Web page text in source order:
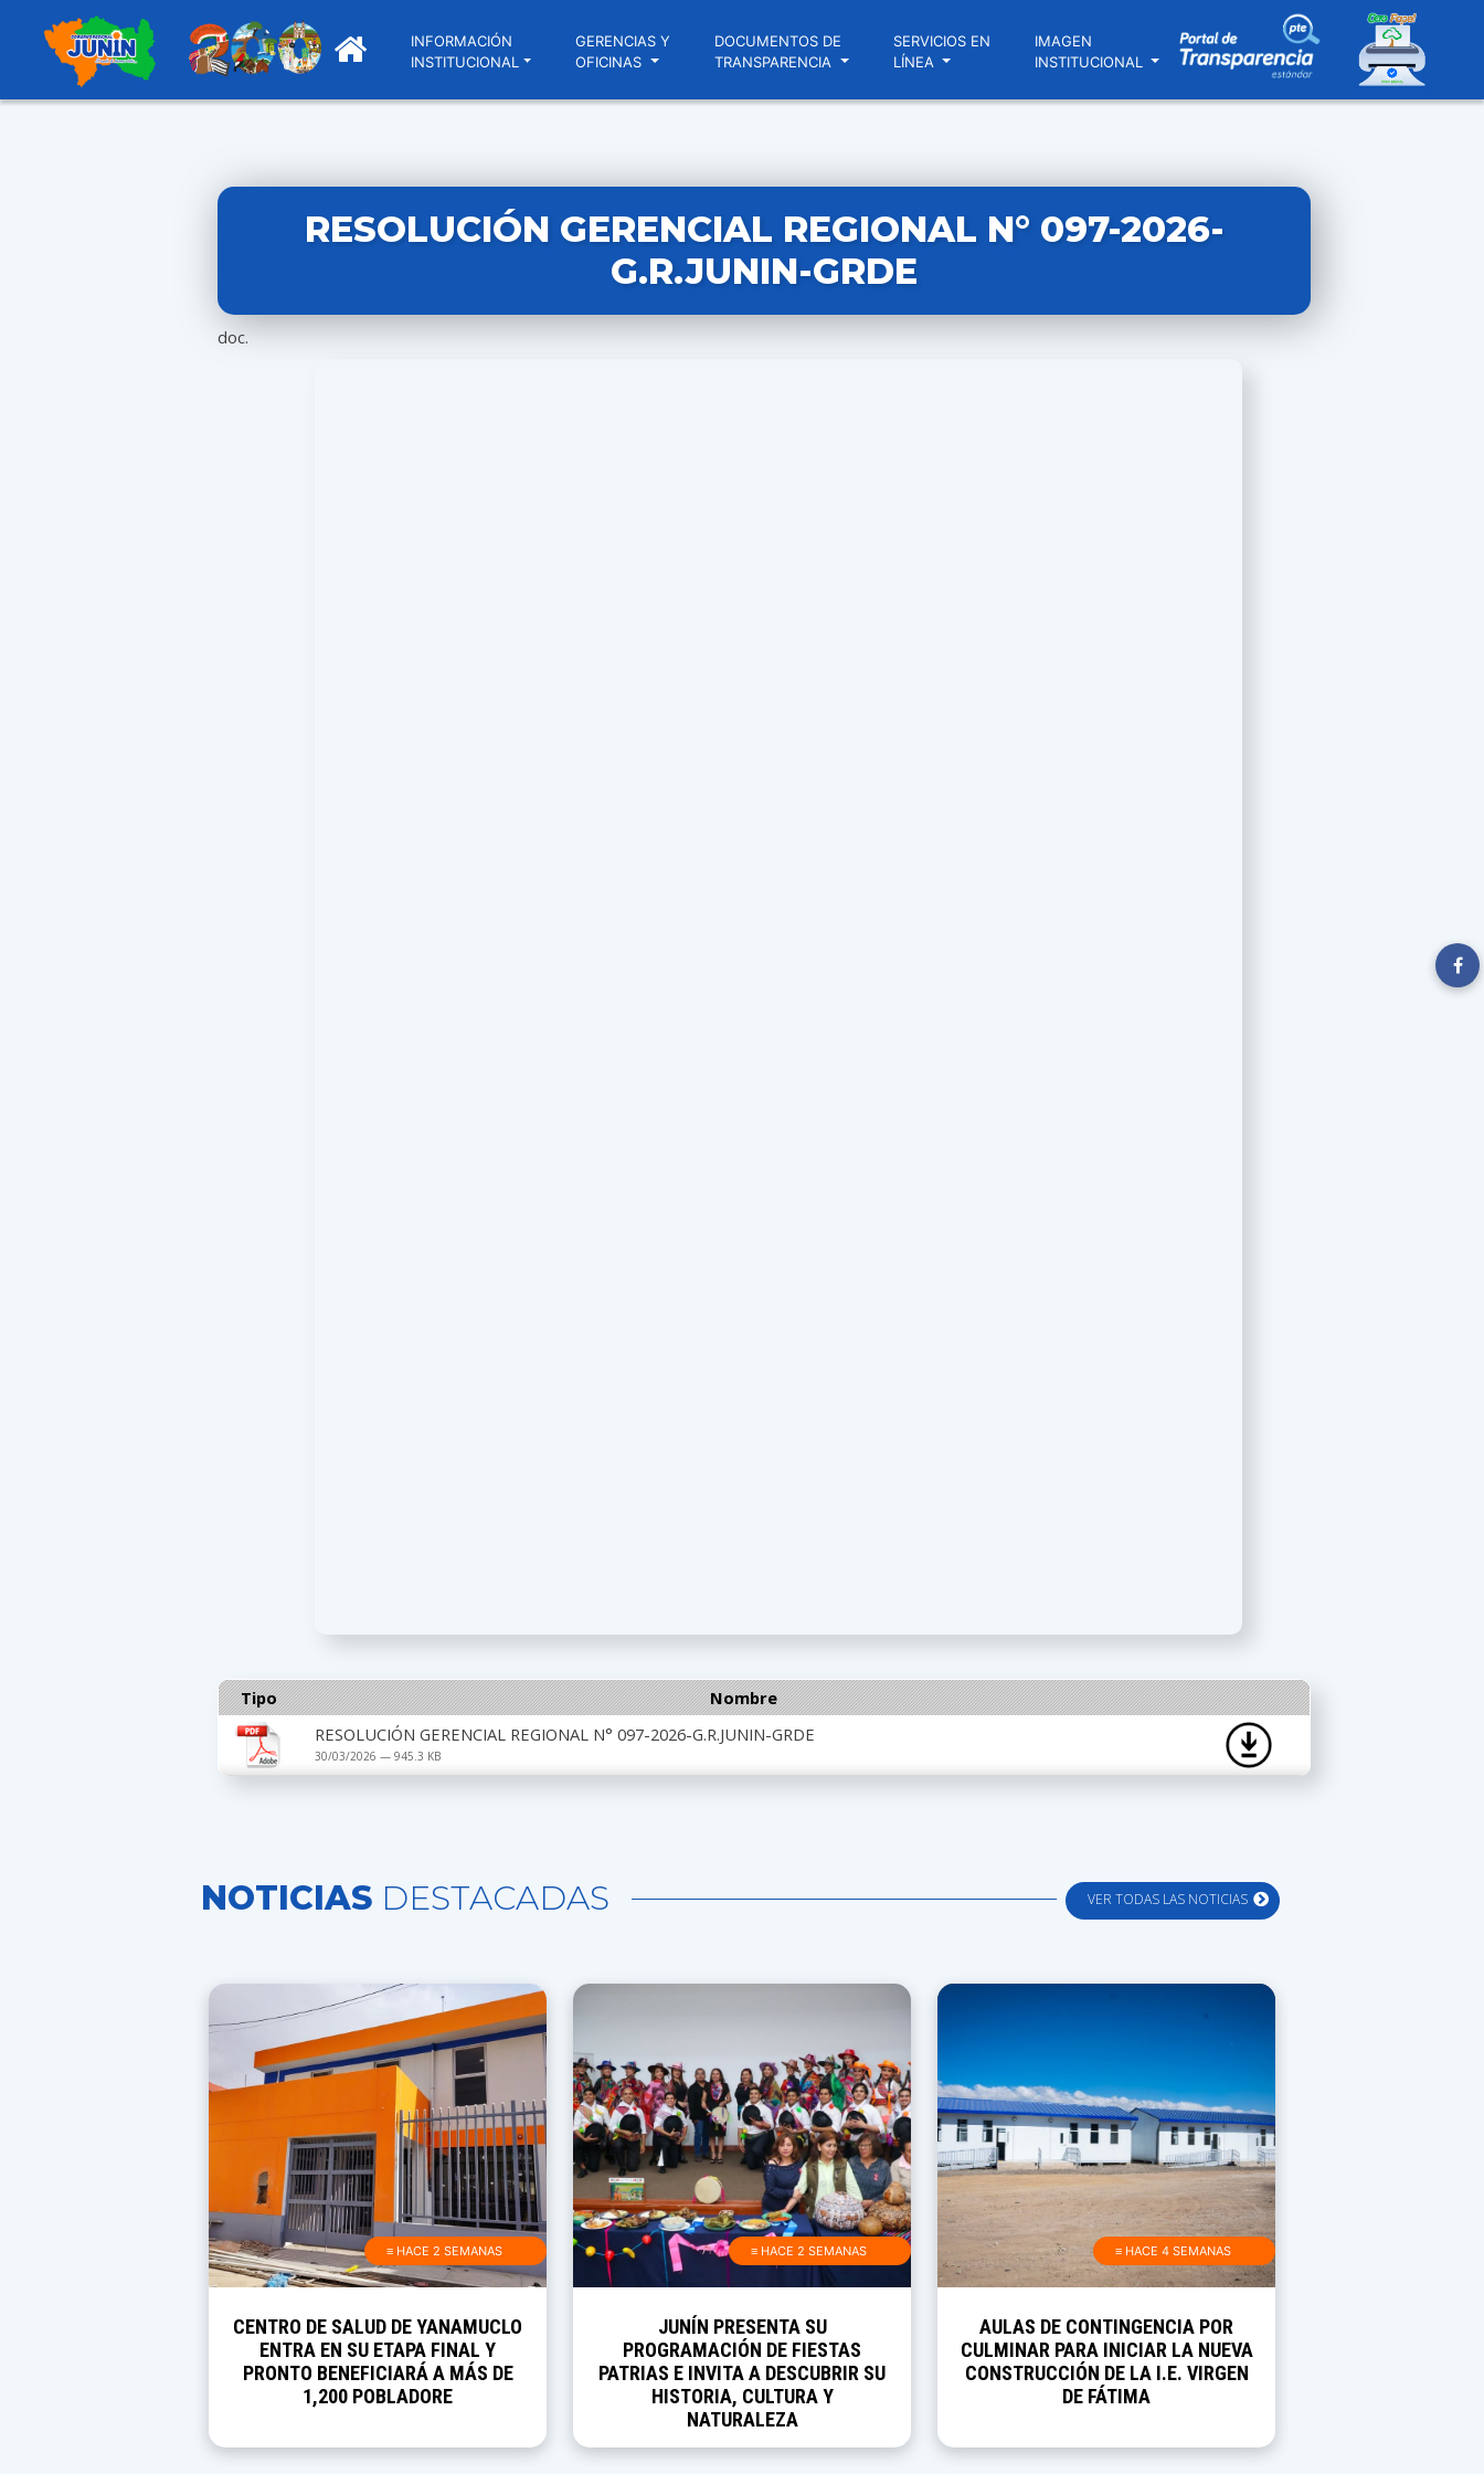
INFORMACIÓN
INSTITUCIONAL
GERENCIAS Y
OFICINAS
DOCUMENTOS DE
TRANSPARENCIA
SERVICIOS EN
LÍNEA
IMAGEN
INSTITUCIONAL
RESOLUCIÓN GERENCIAL REGIONAL N° 097-2026-
G.R.JUNIN-GRDE
doc.
Tipo
Nombre
RESOLUCIÓN GERENCIAL REGIONAL N° 097-2026-G.R.JUNIN-GRDE
30/03/2026 — 945.3 KB
VER TODAS LAS NOTICIAS
NOTICIAS DESTACADAS
≡ HACE 2 SEMANAS
CENTRO DE SALUD DE YANAMUCLO
ENTRA EN SU ETAPA FINAL Y
PRONTO BENEFICIARÁ A MÁS DE
1,200 POBLADORE
≡ HACE 2 SEMANAS
JUNÍN PRESENTA SU
PROGRAMACIÓN DE FIESTAS
PATRIAS E INVITA A DESCUBRIR SU
HISTORIA, CULTURA Y
NATURALEZA
≡ HACE 4 SEMANAS
AULAS DE CONTINGENCIA POR
CULMINAR PARA INICIAR LA NUEVA
CONSTRUCCIÓN DE LA I.E. VIRGEN
DE FÁTIMA